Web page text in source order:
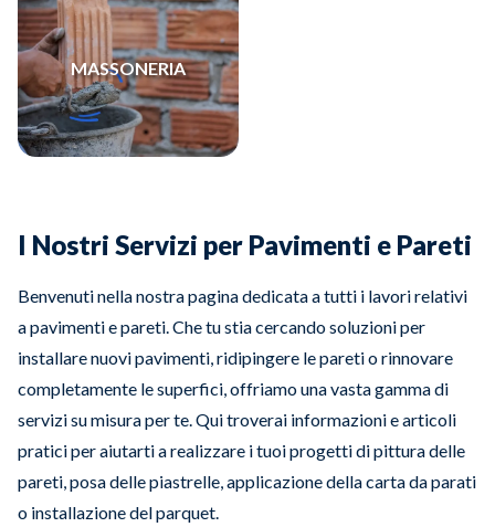
MASSONERIA
I Nostri Servizi per Pavimenti e Pareti
Benvenuti nella nostra pagina dedicata a tutti i lavori relativi
a pavimenti e pareti. Che tu stia cercando soluzioni per
installare nuovi pavimenti, ridipingere le pareti o rinnovare
completamente le superfici, offriamo una vasta gamma di
servizi su misura per te. Qui troverai informazioni e articoli
pratici per aiutarti a realizzare i tuoi progetti di pittura delle
pareti, posa delle piastrelle, applicazione della carta da parati
o installazione del parquet.